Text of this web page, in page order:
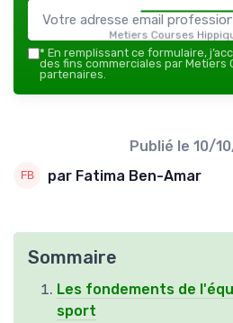
Metiers Courses
* En remplissant ce formulaire,
des fins commerciales par Metiers
partenaires.
Publié le 10/
par Fatima Ben-Amar
Sommaire
Les fondements de
sport